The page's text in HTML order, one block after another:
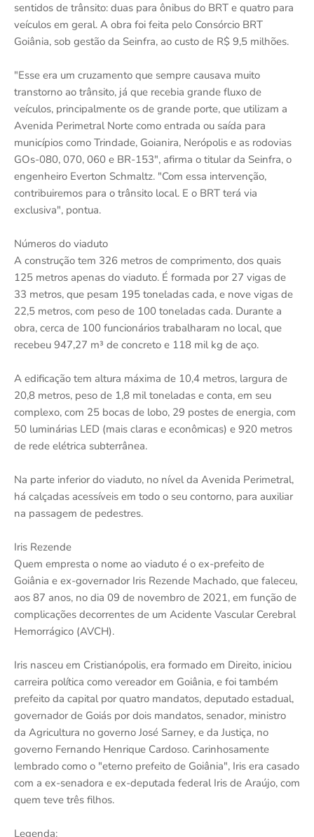
sentidos de trânsito: duas para ônibus do BRT e quatro para
veículos em geral. A obra foi feita pelo Consórcio BRT
Goiânia, sob gestão da Seinfra, ao custo de R$ 9,5 milhões.
"Esse era um cruzamento que sempre causava muito
transtorno ao trânsito, já que recebia grande fluxo de
veículos, principalmente os de grande porte, que utilizam a
Avenida Perimetral Norte como entrada ou saída para
municípios como Trindade, Goianira, Nerópolis e as rodovias
GOs-080, 070, 060 e BR-153", afirma o titular da Seinfra, o
engenheiro Everton Schmaltz. "Com essa intervenção,
contribuiremos para o trânsito local. E o BRT terá via
exclusiva", pontua.
Números do viaduto
A construção tem 326 metros de comprimento, dos quais
125 metros apenas do viaduto. É formada por 27 vigas de
33 metros, que pesam 195 toneladas cada, e nove vigas de
22,5 metros, com peso de 100 toneladas cada. Durante a
obra, cerca de 100 funcionários trabalharam no local, que
recebeu 947,27 m³ de concreto e 118 mil kg de aço.
A edificação tem altura máxima de 10,4 metros, largura de
20,8 metros, peso de 1,8 mil toneladas e conta, em seu
complexo, com 25 bocas de lobo, 29 postes de energia, com
50 luminárias LED (mais claras e econômicas) e 920 metros
de rede elétrica subterrânea.
Na parte inferior do viaduto, no nível da Avenida Perimetral,
há calçadas acessíveis em todo o seu contorno, para auxiliar
na passagem de pedestres.
Iris Rezende
Quem empresta o nome ao viaduto é o ex-prefeito de
Goiânia e ex-governador Iris Rezende Machado, que faleceu,
aos 87 anos, no dia 09 de novembro de 2021, em função de
complicações decorrentes de um Acidente Vascular Cerebral
Hemorrágico (AVCH).
Iris nasceu em Cristianópolis, era formado em Direito, iniciou
carreira política como vereador em Goiânia, e foi também
prefeito da capital por quatro mandatos, deputado estadual,
governador de Goiás por dois mandatos, senador, ministro
da Agricultura no governo José Sarney, e da Justiça, no
governo Fernando Henrique Cardoso. Carinhosamente
lembrado como o "eterno prefeito de Goiânia", Iris era casado
com a ex-senadora e ex-deputada federal Iris de Araújo, com
quem teve três filhos.
Legenda: